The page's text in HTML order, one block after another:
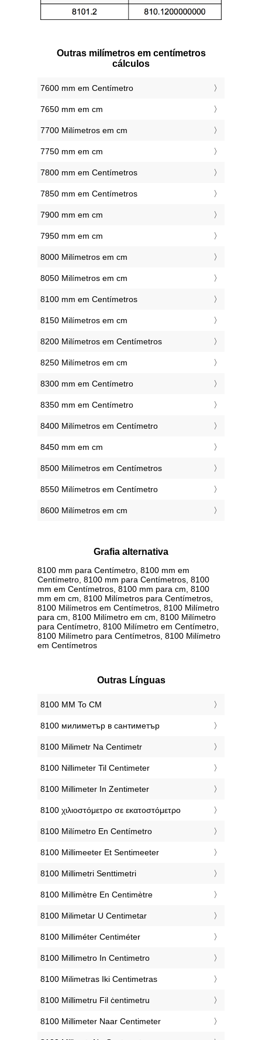
Outras milímetros em centímetros
cálculos
7600 mm em Centímetro
7650 mm em cm
7700 Milímetros em cm
7750 mm em cm
7800 mm em Centímetros
7850 mm em Centímetros
7900 mm em cm
7950 mm em cm
8000 Milímetros em cm
8050 Milímetros em cm
8100 mm em Centímetros
8150 Milímetros em cm
8200 Milímetros em Centímetros
8250 Milímetros em cm
8300 mm em Centímetro
8350 mm em Centímetro
8400 Milímetros em Centímetro
8450 mm em cm
8500 Milímetros em Centímetros
8550 Milímetros em Centímetro
8600 Milímetros em cm
Grafia alternativa
8100 mm para Centímetro, 8100 mm em
Centímetro, 8100 mm para Centímetros, 8100
mm em Centímetros, 8100 mm para cm, 8100
mm em cm, 8100 Milímetros para Centímetros,
8100 Milímetros em Centímetros, 8100 Milímetro
para cm, 8100 Milímetro em cm, 8100 Milímetro
para Centímetro, 8100 Milímetro em Centímetro,
8100 Milímetro para Centímetros, 8100 Milímetro
em Centímetros
Outras Línguas
‎8100 MM To CM
‎8100 милиметър в сантиметър
‎8100 Milimetr Na Centimetr
‎8100 Nillimeter Til Centimeter
‎8100 Millimeter In Zentimeter
‎8100 χιλιοστόμετρο σε εκατοστόμετρο
‎8100 Milímetro En Centímetro
‎8100 Millimeeter Et Sentimeeter
‎8100 Millimetri Senttimetri
‎8100 Millimètre En Centimètre
‎8100 Milimetar U Centimetar
‎8100 Milliméter Centiméter
‎8100 Millimetro In Centimetro
‎8100 Milimetras Iki Centimetras
‎8100 Millimetru Fil ċentimetru
‎8100 Millimeter Naar Centimeter